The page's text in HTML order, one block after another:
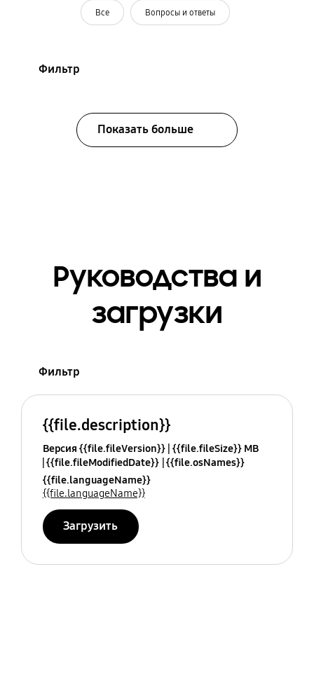
Все Вопросы и ответы
Фильтр
Показать больше
Руководства и
загрузки
Фильтр
{{file.description}}
Версия {{file.fileVersion}} {{file.fileSize}} MB
{{file.fileModifiedDate}} {{file.osNames}}
{{file.languageName}}
{{file.languageName}}
Загрузить